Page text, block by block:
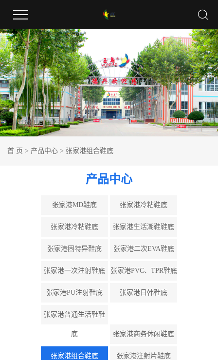
首 页 > 产品中心 > 张家港组合鞋底
产品中心
张家港MD鞋底 张家港冷粘鞋底
张家港冷粘鞋底 张家港生活潮鞋鞋底
张家港固特异鞋底 张家港二次EVA鞋底
张家港一次注射鞋底 张家港PVC、TPR鞋底
张家港PU注射鞋底 张家港日韩鞋底
张家港普通生活鞋鞋
底 张家港商务休闲鞋底
张家港组合鞋底 张家港注射片鞋底